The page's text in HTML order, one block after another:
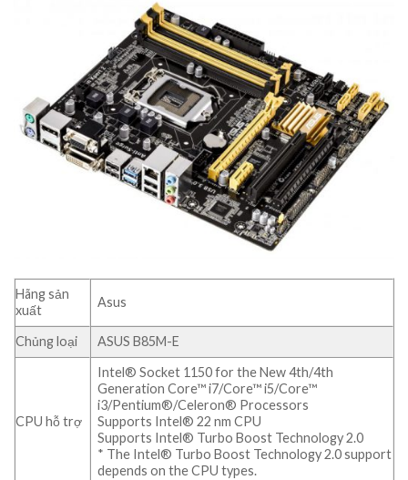
Hãng sản
xuất
Asus
Chủng loại ASUS B85M-E
CPU hỗ trợ
Intel® Socket 1150 for the New 4th/4th
Generation Core™ i7/Core™ i5/Core™
i3/Pentium®/Celeron® Processors
Supports Intel® 22 nm CPU
Supports Intel® Turbo Boost Technology 2.0
* The Intel® Turbo Boost Technology 2.0 support
depends on the CPU types.